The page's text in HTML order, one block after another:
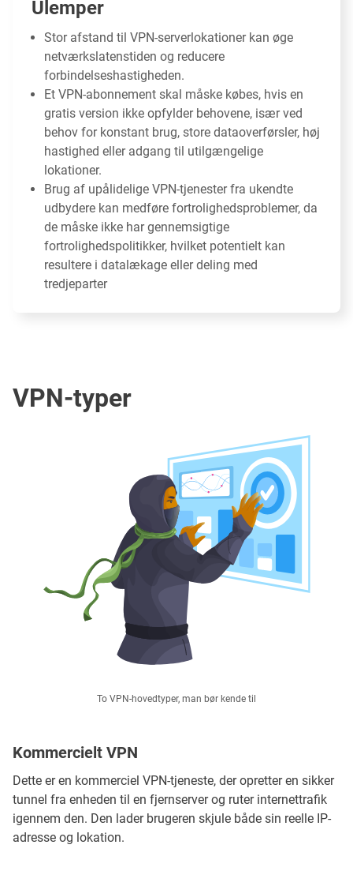
Ulemper
Stor afstand til VPN-serverlokationer kan øge
netværkslatenstiden og reducere
forbindelseshastigheden.
Et VPN-abonnement skal måske købes, hvis en
gratis version ikke opfylder behovene, især ved
behov for konstant brug, store dataoverførsler, høj
hastighed eller adgang til utilgængelige
lokationer.
Brug af upålidelige VPN-tjenester fra ukendte
udbydere kan medføre fortrolighedsproblemer, da
de måske ikke har gennemsigtige
fortrolighedspolitikker, hvilket potentielt kan
resultere i datalækage eller deling med
tredjeparter
VPN-typer
To VPN-hovedtyper, man bør kende til
Kommercielt VPN
Dette er en kommerciel VPN-tjeneste, der opretter en sikker
tunnel fra enheden til en fjernserver og ruter internettrafik
igennem den. Den lader brugeren skjule både sin reelle IP-
adresse og lokation.